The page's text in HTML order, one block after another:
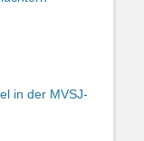
in der MVSJ-